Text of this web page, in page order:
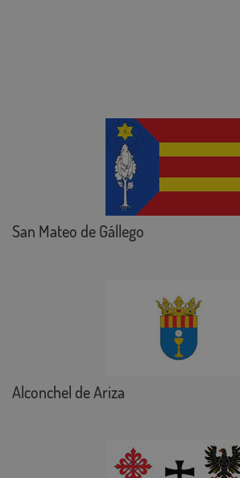
San Mateo de Gállego
Alconchel de Ariza